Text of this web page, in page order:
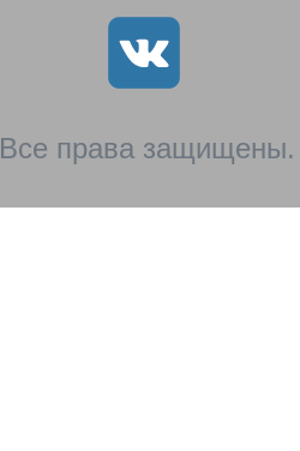
Все права защищены.